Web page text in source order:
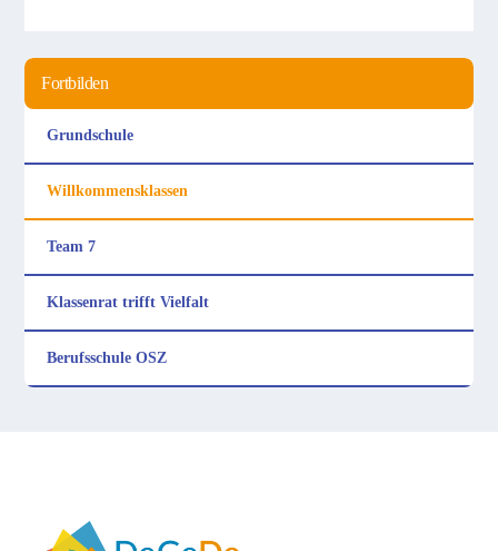
Fortbilden
Grundschule
Willkommens­klassen
Team 7
Klassenrat trifft Vielfalt
Berufsschule OSZ